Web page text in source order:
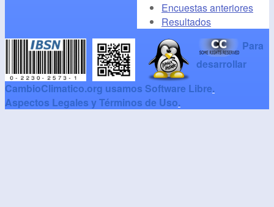
Encuestas anteriores
Resultados
Para
desarrollar
CambioClimatico.org usamos Software Libre.
Aspectos Legales y Términos de Uso.